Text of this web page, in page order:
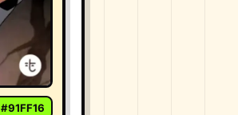
#91FF16